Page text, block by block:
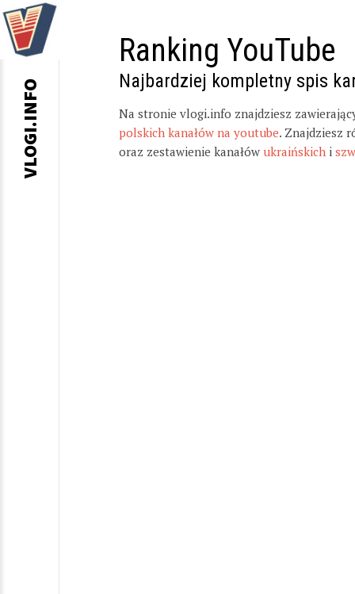
Ranking YouTube
Najbardziej kompletny spis
Na stronie vlogi.info znajdziesz
polskich kanałów na youtube. Znajdziesz
oraz zestawienie kanałów ukraińskich i
VLOGI.INFO